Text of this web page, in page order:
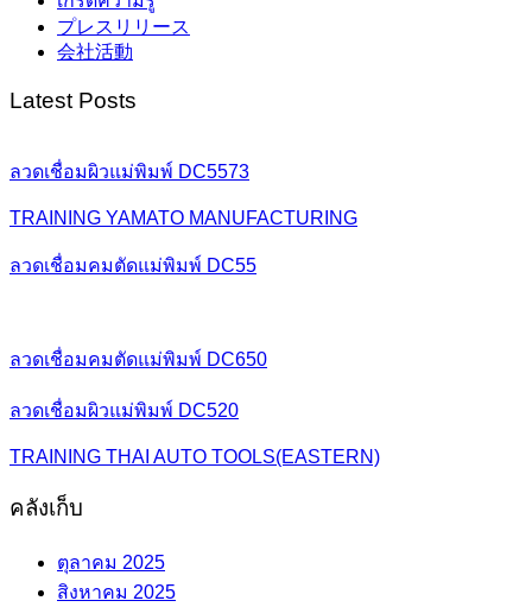
プレスリリース
会社活動
Latest Posts
ลวดเชื่อมผิวแม่พิมพ์ DC5573
TRAINING YAMATO MANUFACTURING
ลวดเชื่อมคมตัดแม่พิมพ์ DC55
ลวดเชื่อมคมตัดแม่พิมพ์ DC650
ลวดเชื่อมผิวแม่พิมพ์ DC520
TRAINING THAI AUTO TOOLS(EASTERN)
คลังเก็บ
ตุลาคม 2025
สิงหาคม 2025